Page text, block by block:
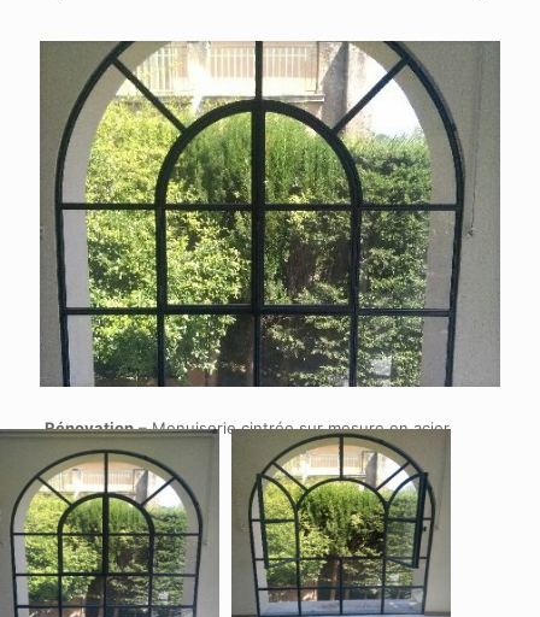
Rénovation– Menuiserie cintrée sur mesure en acier
thermolaqué